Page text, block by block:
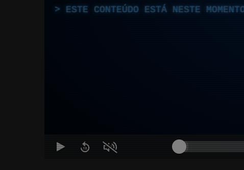
ESTE CONTEÚDO ESTÁ NESTE